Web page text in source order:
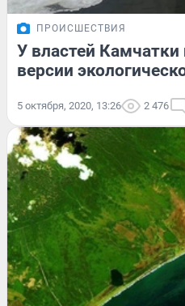
ПРОИСШЕСТВИЯ
У властей Камчатки
версии
5 октября, 2020, 13:26 2 476